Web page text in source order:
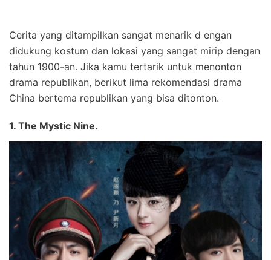
Cerita yang ditampilkan sangat menarik d engan
didukung kostum dan lokasi yang sangat mirip dengan
tahun 1900-an. Jika kamu tertarik untuk menonton
drama republikan, berikut lima rekomendasi drama
China bertema republikan yang bisa ditonton.
1. The Mystic Nine.